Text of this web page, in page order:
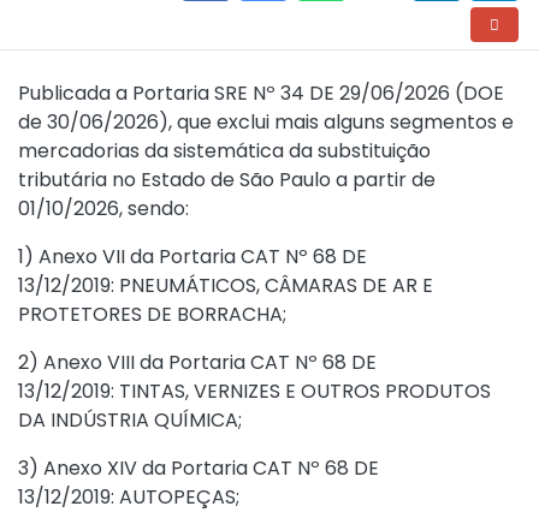
Publicada a Portaria SRE Nº 34 DE 29/06/2026 (DOE
de 30/06/2026), que exclui mais alguns segmentos e
mercadorias da sistemática da substituição
tributária no Estado de São Paulo a partir de
01/10/2026, sendo:
1) Anexo VII da Portaria CAT Nº 68 DE
13/12/2019: PNEUMÁTICOS, CÂMARAS DE AR E
PROTETORES DE BORRACHA;
2) Anexo VIII da Portaria CAT Nº 68 DE
13/12/2019: TINTAS, VERNIZES E OUTROS PRODUTOS
DA INDÚSTRIA QUÍMICA;
3) Anexo XIV da Portaria CAT Nº 68 DE
13/12/2019: AUTOPEÇAS;